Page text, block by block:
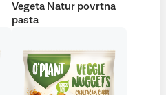
Vegeta Natur povrtna
pasta